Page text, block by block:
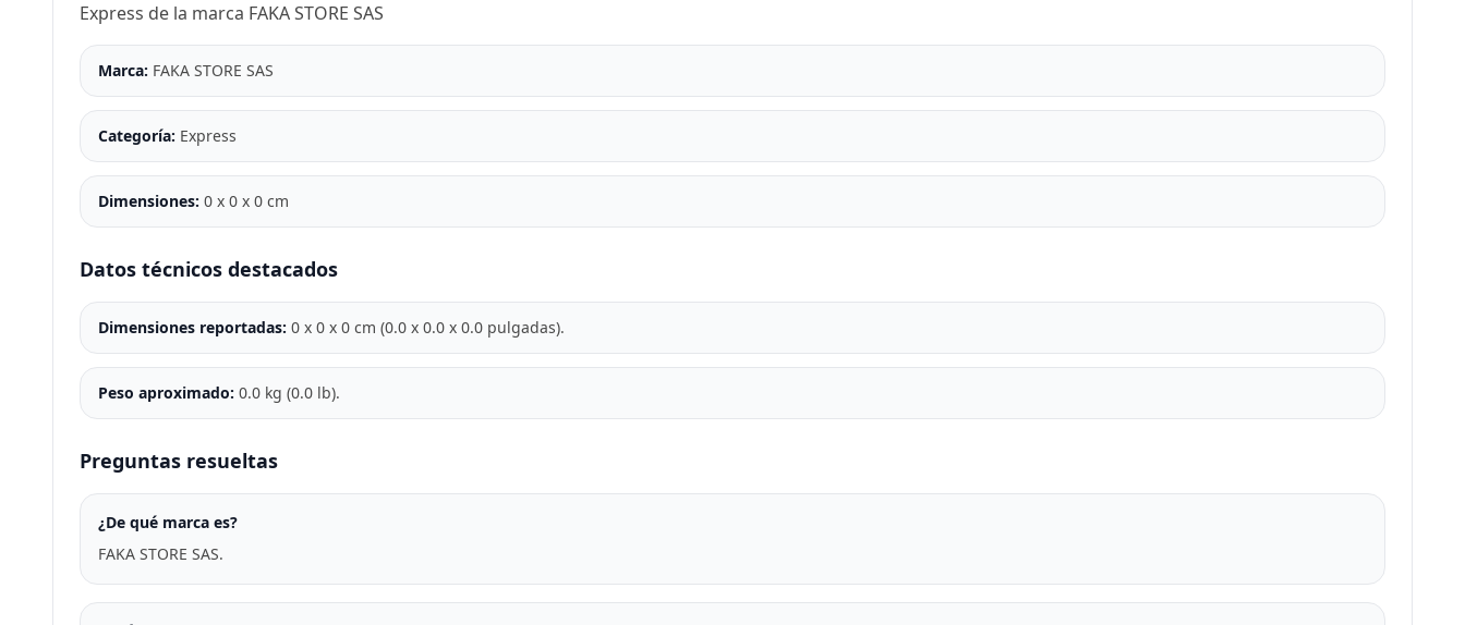
Express de la marca FAKA STORE SAS
Marca: FAKA STORE SAS
Categoría: Express
Dimensiones: 0 x 0 x 0 cm
Datos técnicos destacados
Dimensiones reportadas: 0 x 0 x 0 cm (0.0 x 0.0 x 0.0 pulgadas).
Peso aproximado: 0.0 kg (0.0 lb).
Preguntas resueltas
¿De qué marca es?
FAKA STORE SAS.